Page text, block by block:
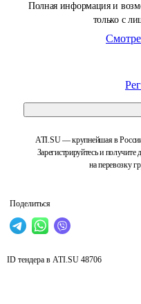
Полная информация и
только с
ATI.SU — крупнейшая в
Зарегистрируйтесь и
на перевозку
Поделиться
ID тендера в ATI.SU 48706